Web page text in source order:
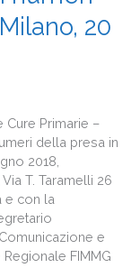
20
Cure Primarie –
della presa in
2018,
T. Taramelli 26
e con la
e
FIMMG